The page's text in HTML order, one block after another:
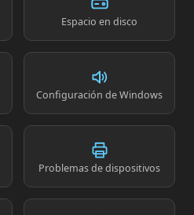
Espacio en disco
Configuración de Windows
Problemas de dispositivos